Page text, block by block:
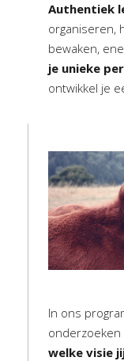
Authentiek
organiseren,
bewaken,
je unieke
ontwikkel je
In ons
onderzoeken
welke visie